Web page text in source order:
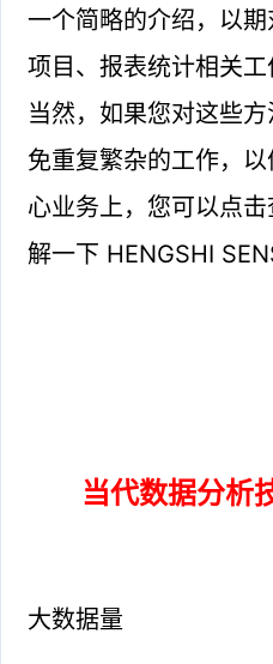
一个简略的介绍，以
项目、报表统计相关工
当然，如果您对这些
免重复繁杂的工作，
心业务上，您可以点
解一下 HENGSHI
当代数据分析
大数据量